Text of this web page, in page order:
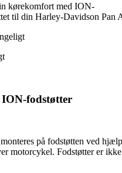
kørekomfort med ION-
til din Harley-Davidson Pan
fodstøtter
på fodstøtten ved
motorcykel. Fodstøtter er